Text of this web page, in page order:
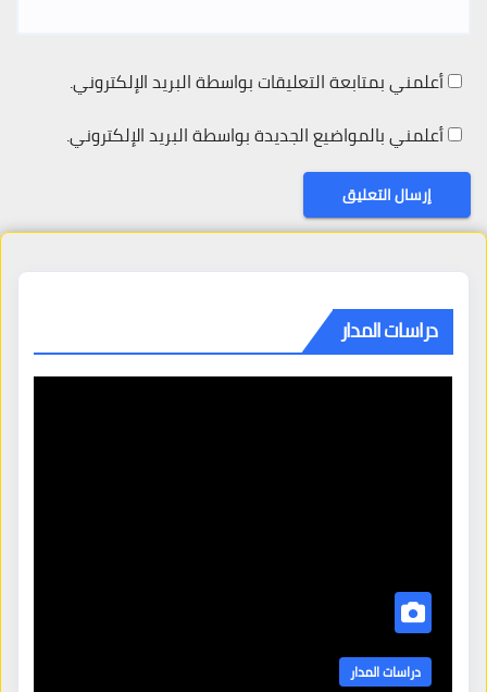
أعلمني بمتابعة التعليقات بواسطة البريد الإلكتروني.
أعلمني بالمواضيع الجديدة بواسطة البريد الإلكتروني.
دراسات المدار
دراسات المدار